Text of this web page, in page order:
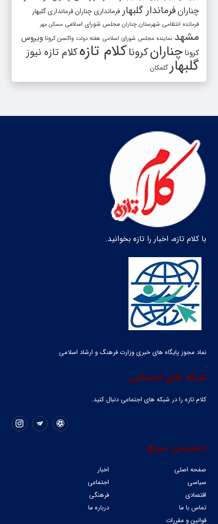
چنارانفرماندار گلبهار فرمانداری چنارانفرمانداری گلبهار
فرمانده انتظامی شهرستان چناران مجلس شورای اسلامی مسکن مهر
مشهد نماینده مجلس شورای اسلامی هفته دولت واکسن کرونا ویروس
کرونا چنارانکروناکلام تازهکلام تازه نیوز
گلبهارگلمکان
با کلام تازه، اخبار را تازه بخوانید.
نماد مجوز پایگاه های خبری وزارت فرهنگ و ارشاد اسلامی
شبکه های اجتماعی
کلام تازه را در شبکه ‌های اجتماعی دنبال کنید.
دسترسی سریع
صفحه اصلی
اخبار
سیاسی
اجتماعی
اقتصادی
فرهنگی
تماس با ما
درباره ما
قوانین و مقررات